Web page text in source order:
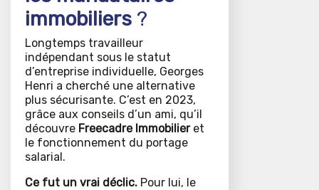
immobiliers ?
Longtemps travailleur
indépendant sous le statut
d’entreprise individuelle, Georges
Henri a cherché une alternative
plus sécurisante. C’est en 2023,
grâce aux conseils d’un ami, qu’il
découvre Freecadre Immobilieret
le fonctionnement du portage
salarial.
Ce fut un vrai déclic. Pour lui, le